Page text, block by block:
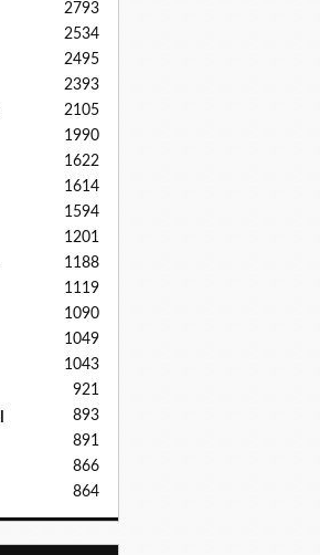
2793
2534
2495
2393
2105
1990
1622
1614
1594
1201
1188
1119
1090
1049
1043
921
893
891
866
864